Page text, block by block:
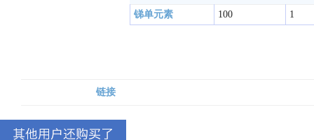
锑单元素 100 1
链接